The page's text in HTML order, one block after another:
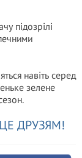
підозрілі
навіть серед
зелене
ДРУЗЯМ!